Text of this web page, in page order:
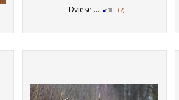
Dviese ... (2)